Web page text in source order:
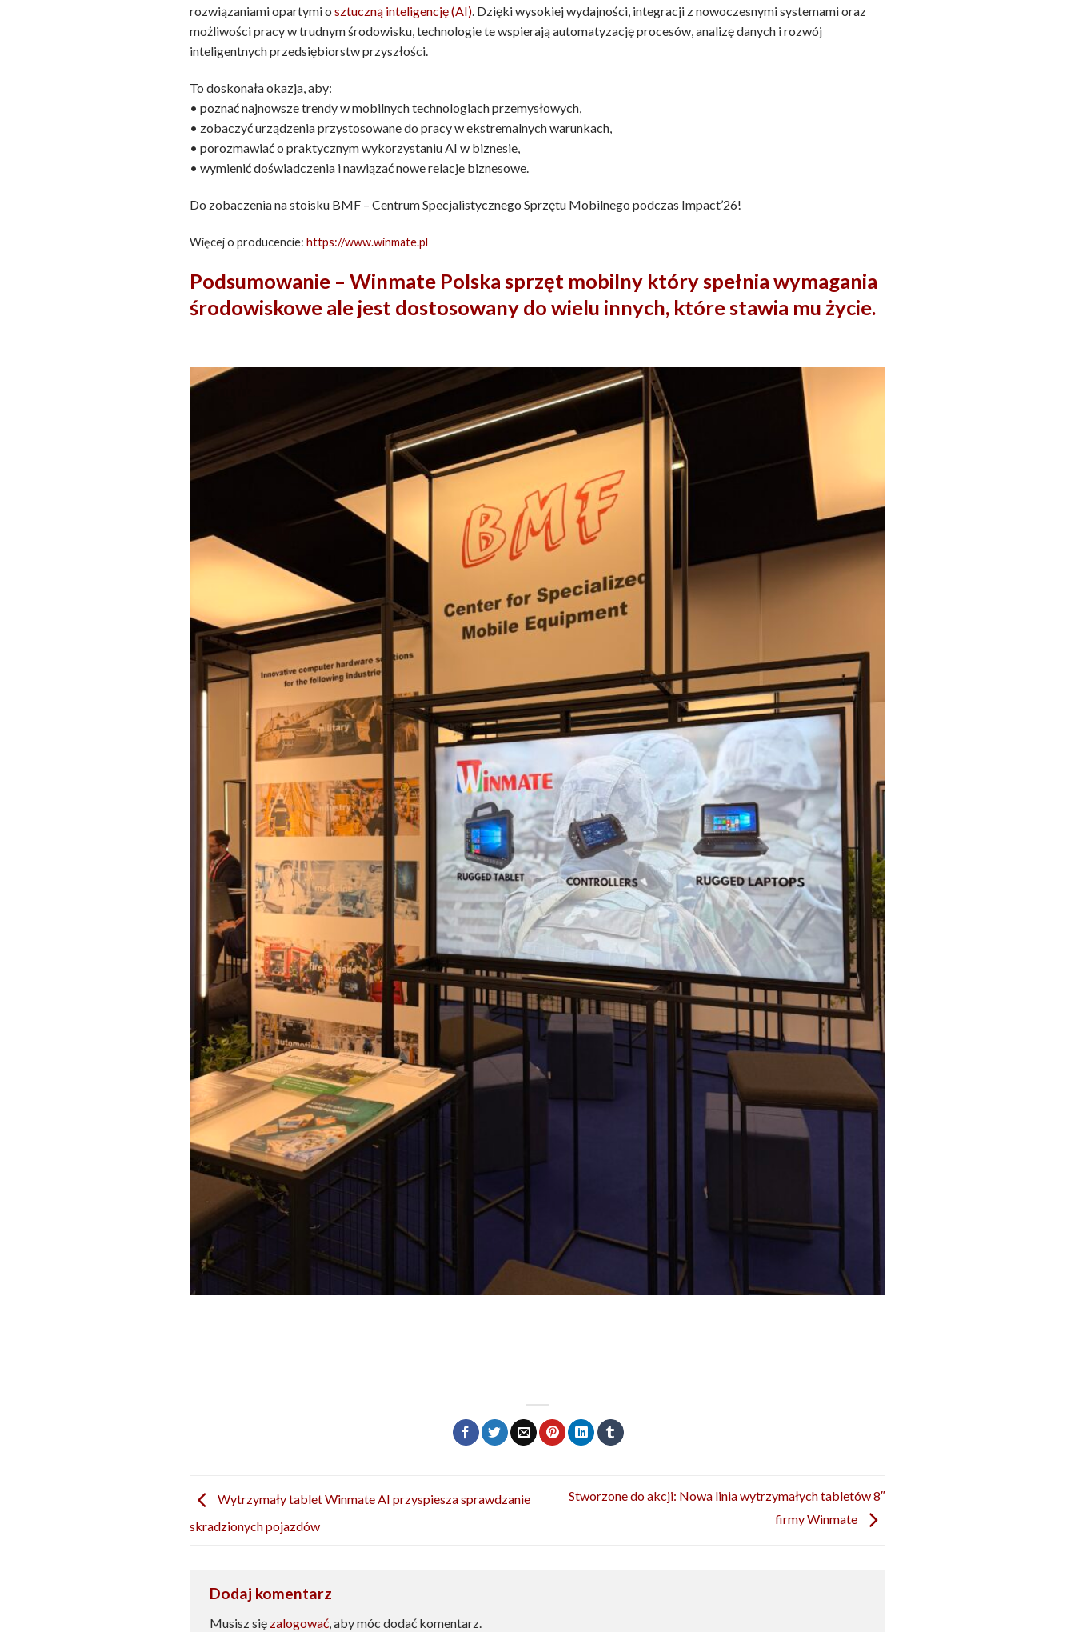
rozwiązaniami opartymi o sztuczną inteligencję (AI). Dzięki wysokiej wydajności, integracji z nowoczesnymi systemami oraz
możliwości pracy w trudnym środowisku, technologie te wspierają automatyzację procesów, analizę danych i rozwój
inteligentnych przedsiębiorstw przyszłości.
To doskonała okazja, aby:
• poznać najnowsze trendy w mobilnych technologiach przemysłowych,
• zobaczyć urządzenia przystosowane do pracy w ekstremalnych warunkach,
• porozmawiać o praktycznym wykorzystaniu AI w biznesie,
• wymienić doświadczenia i nawiązać nowe relacje biznesowe.
Do zobaczenia na stoisku BMF – Centrum Specjalistycznego Sprzętu Mobilnego podczas Impact’26!
Więcej o producencie: https://www.winmate.pl
Podsumowanie – Winmate Polska sprzęt mobilny który spełnia wymagania
środowiskowe ale jest dostosowany do wielu innych, które stawia mu życie.
Wytrzymały tablet Winmate AI przyspiesza sprawdzanie
skradzionych pojazdów
Stworzone do akcji: Nowa linia wytrzymałych tabletów 8″
firmy Winmate
Dodaj komentarz
Musisz się zalogować, aby móc dodać komentarz.